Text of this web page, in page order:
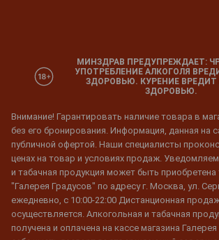
МИНЗДРАВ ПРЕДУПРЕЖДАЕТ:
УПОТРЕБЛЕНИЕ АЛКОГОЛЯ
ЗДОРОВЬЮ. КУРЕНИЕ
ЗДОРОВЬЮ.
Внимание! Гарантировать наличие товара в
без его бронирования. Информация, данная на
публичной офертой. Наши специалисты
ценах на товар и условиях продаж.
и табачная продукция может быть приобретена
"Галерея Градусов" по адресу г. Москва, ул.
ежедневно, с 10:00-22:00 Дистанционная
осуществляется. Алкогольная и табачная
получена и оплачена на кассе магазина